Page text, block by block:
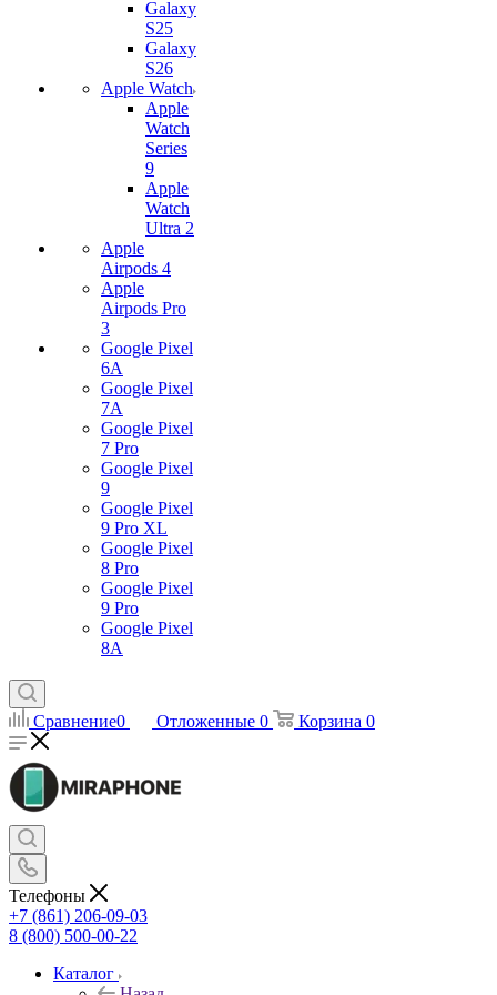
Galaxy
S25
Galaxy
S26
Apple Watch
Apple
Watch
Series
9
Apple
Watch
Ultra 2
Apple
Airpods 4
Apple
Airpods Pro
3
Google Pixel
6A
Google Pixel
7А
Google Pixel
7 Pro
Google Pixel
9
Google Pixel
9 Pro XL
Google Pixel
8 Pro
Google Pixel
9 Pro
Google Pixel
8A
Сравнение0 Отложенные 0 Корзина 0
Телефоны
+7 (861) 206-09-03
8 (800) 500-00-22
Каталог